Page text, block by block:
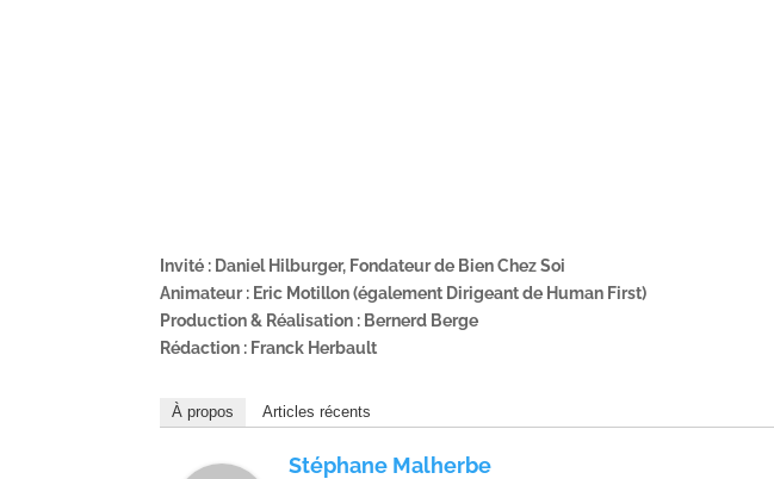
Invité : Daniel Hilburger, Fondateur de Bien Chez Soi
Animateur : Eric Motillon (également Dirigeant de Human First)
Production & Réalisation : Bernerd Berge
Rédaction : Franck Herbault
À propos Articles récents
Stéphane Malherbe